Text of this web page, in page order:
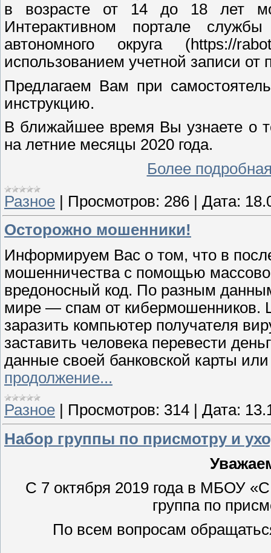
в возрасте от 14 до 18 лет
Интерактивном портале
автономного округа (https://
использованием учетной записи от
Предлагаем Вам при
инструкцию.
В ближайшее время Вы узнаете о
на летние месяцы 2020 года.
Более
Разное | Просмотров: 286 | Дата:
Осторожно мошенники!
Информируем Вас о том, что в
мошенничества с помощью
вредоносный код. По разным
мире — спам от кибермошенников.
заразить компьютер получателя
заставить человека перевести
данные своей банковской карты
продолжение...
Разное
Просмотров: 314 Дата:
Набор группы по присмотру и
С 7 октября 2019 года в МБОУ
группа по
По всем вопросам